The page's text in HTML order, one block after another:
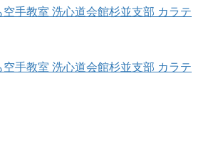
手教室 洗心道会館杉並支部 カラテ
手教室 洗心道会館杉並支部 カラテ